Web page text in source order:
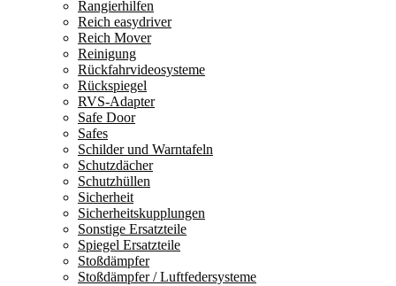
Rangierhilfen
Reich easydriver
Reich Mover
Reinigung
Rückfahrvideosysteme
Rückspiegel
RVS-Adapter
Safe Door
Safes
Schilder und Warntafeln
Schutzdächer
Schutzhüllen
Sicherheit
Sicherheitskupplungen
Sonstige Ersatzteile
Spiegel Ersatzteile
Stoßdämpfer
Stoßdämpfer / Luftfedersysteme